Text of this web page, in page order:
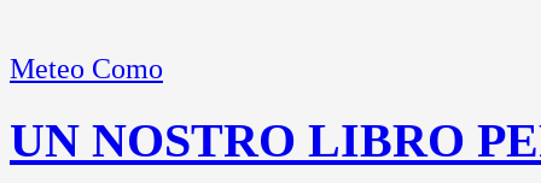
Meteo Como
UN NOSTRO LIBRO